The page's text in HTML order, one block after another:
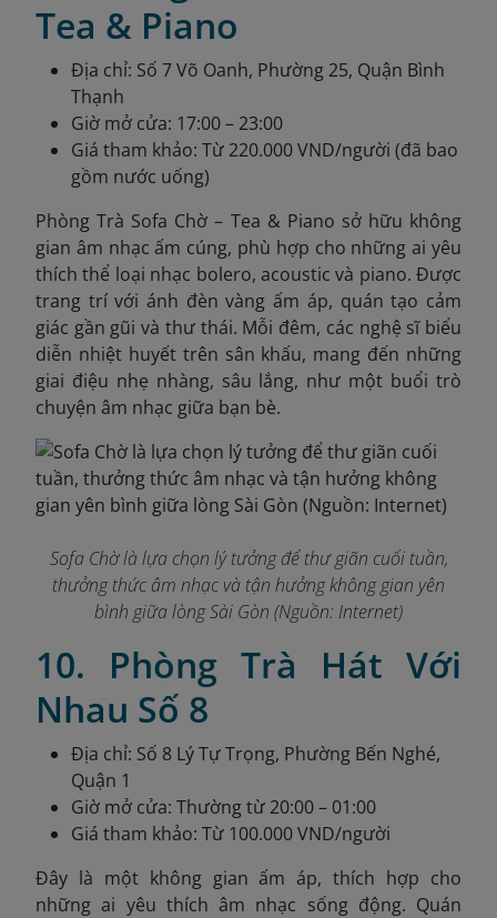
Tea & Piano
Địa chỉ: Số 7 Võ Oanh, Phường 25, Quận Bình
Thạnh
Giờ mở cửa: 17:00 – 23:00
Giá tham khảo: Từ 220.000 VND/người (đã bao
gồm nước uống)
Phòng Trà Sofa Chờ – Tea & Piano sở hữu không
gian âm nhạc ấm cúng, phù hợp cho những ai yêu
thích thể loại nhạc bolero, acoustic và piano. Được
trang trí với ánh đèn vàng ấm áp, quán tạo cảm
giác gần gũi và thư thái. Mỗi đêm, các nghệ sĩ biểu
diễn nhiệt huyết trên sân khấu, mang đến những
giai điệu nhẹ nhàng, sâu lắng, như một buổi trò
chuyện âm nhạc giữa bạn bè.
Sofa Chờ là lựa chọn lý tưởng để thư giãn cuối tuần,
thưởng thức âm nhạc và tận hưởng không gian yên
bình giữa lòng Sài Gòn (Nguồn: Internet)
10. Phòng Trà Hát Với
Nhau Số 8
Địa chỉ: Số 8 Lý Tự Trọng, Phường Bến Nghé,
Quận 1
Giờ mở cửa: Thường từ 20:00 – 01:00
Giá tham khảo: Từ 100.000 VND/người
Đây là một không gian ấm áp, thích hợp cho
những ai yêu thích âm nhạc sống động. Quán